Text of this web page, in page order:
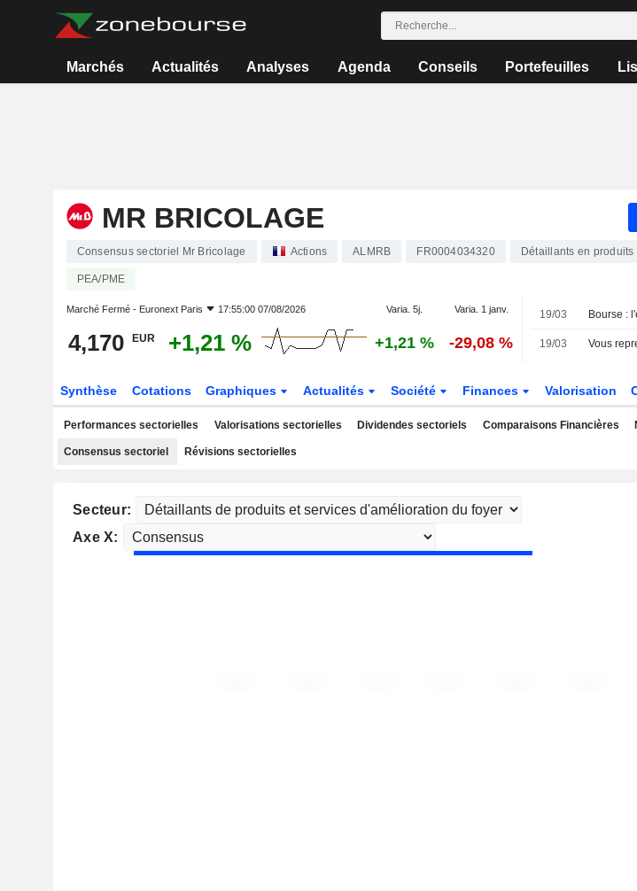
Marchés Actualités Analyses Agenda Conseils Portefeuilles
MR BRICOLAGE
Consensus sectoriel Mr Bricolage Actions ALMRB FR0004034320 Détaillants en
PEA/PME
Marché Fermé - Euronext Paris 17:55:00 07/08/2026 Varia. 5j. Varia. 1 janv.
4,170 EUR +1,21 % +1,21 % -29,08 %
19/03
19/03
Synthèse Cotations Graphiques Actualités Société Finances Valorisation
Performances sectorielles Valorisations sectorielles Dividendes sectoriels Comparaisons Financières
Consensus sectoriel Révisions sectorielles
Secteur:
Axe X: